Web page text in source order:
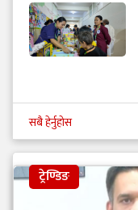
सबै हेर्नुहोस
ट्रेण्डिङ